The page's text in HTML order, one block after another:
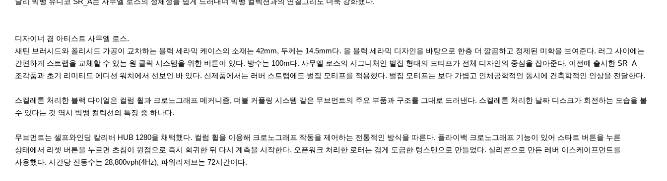
디자이너 겸 아티스트 사무엘 로스.
새틴 브러시드와 폴리시드 가공이 교차하는 블랙 세라믹 케이스의 소재는 42mm, 두께는 14.5mm다. 올 블랙 세라믹 디자인을 바탕으로 한층 더 깔끔하고 정제된 미학을 보여준다. 러그 사이에는
간편하게 스트랩을 교체할 수 있는 원 클릭 시스템을 위한 버튼이 있다. 방수는 100m다. 사무엘 로스의 시그니처인 벌집 형태의 모티프가 전체 디자인의 중심을 잡아준다. 이전에 출시한 SR_A
조각품과 초기 리미티드 에디션 워치에서 선보인 바 있다. 신제품에서는 러버 스트랩에도 벌집 모티프를 적용했다. 벌집 모티프는 보다 가볍고 인체공학적인 동시에 건축학적인 인상을 전달한다.
스켈레톤 처리한 블랙 다이얼은 컬럼 휠과 크로노그래프 메커니즘, 더블 커플링 시스템 같은 무브먼트의 주요 부품과 구조를 그대로 드러낸다. 스켈레톤 처리한 날짜 디스크가 회전하는 모습을 볼
수 있다는 것 역시 빅뱅 컬렉션의 특징 중 하나다.
무브먼트는 셀프와인딩 칼리버 HUB 1280을 채택했다. 컬럼 휠을 이용해 크로노그래프 작동을 제어하는 전통적인 방식을 따른다. 플라이백 크로노그래프 기능이 있어 스타트 버튼을 누른
상태에서 리셋 버튼을 누르면 초침이 원점으로 즉시 회귀한 뒤 다시 계측을 시작한다. 오픈워크 처리한 로터는 검게 도금한 텅스텐으로 만들었다. 실리콘으로 만든 레버 이스케이프먼트를
사용했다. 시간당 진동수는 28,800vph(4Hz), 파워리저브는 72시간이다.